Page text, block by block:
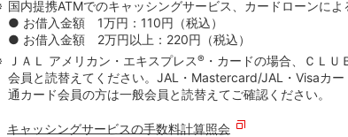
国内提携ATMでのキャッシングサービス、カードローンに
● お借入金額 1万円：110円（税込）
● お借入金額 2万円以上：220円（税込）
ＪＡＬ アメリカン・エキスプレス® ・カードの場合、ＣＬ
会員と読替えてください。JAL・Mastercard/JAL・Visaカ
通カード会員の方は一般会員と読替えてご確認ください。
キャッシングサービスの手数料計算照会